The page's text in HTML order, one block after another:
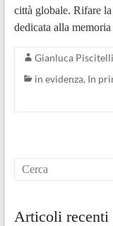
città globale. Rifare
dedicata alla
Gianluca Piscitelli
in evidenza, In
Articoli recenti